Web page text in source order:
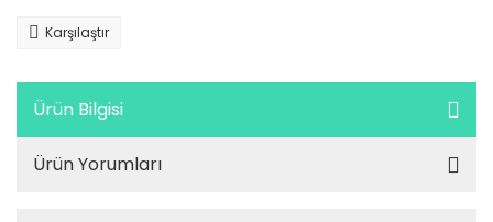
Karşılaştır
Ürün Bilgisi
Ürün Yorumları